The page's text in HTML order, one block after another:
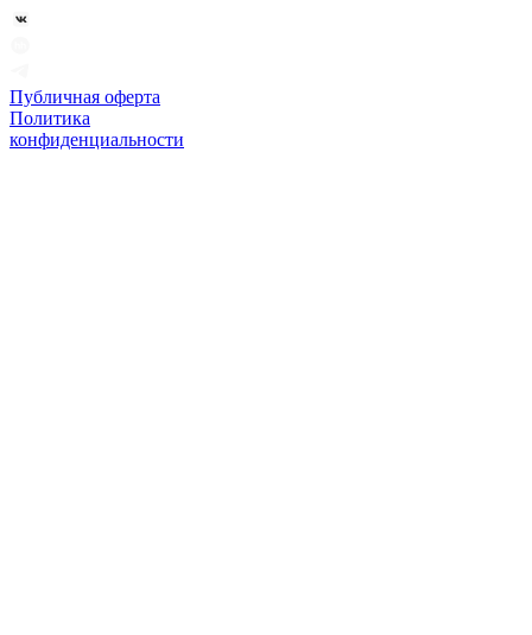
Публичная оферта
Политика
конфиденциальности